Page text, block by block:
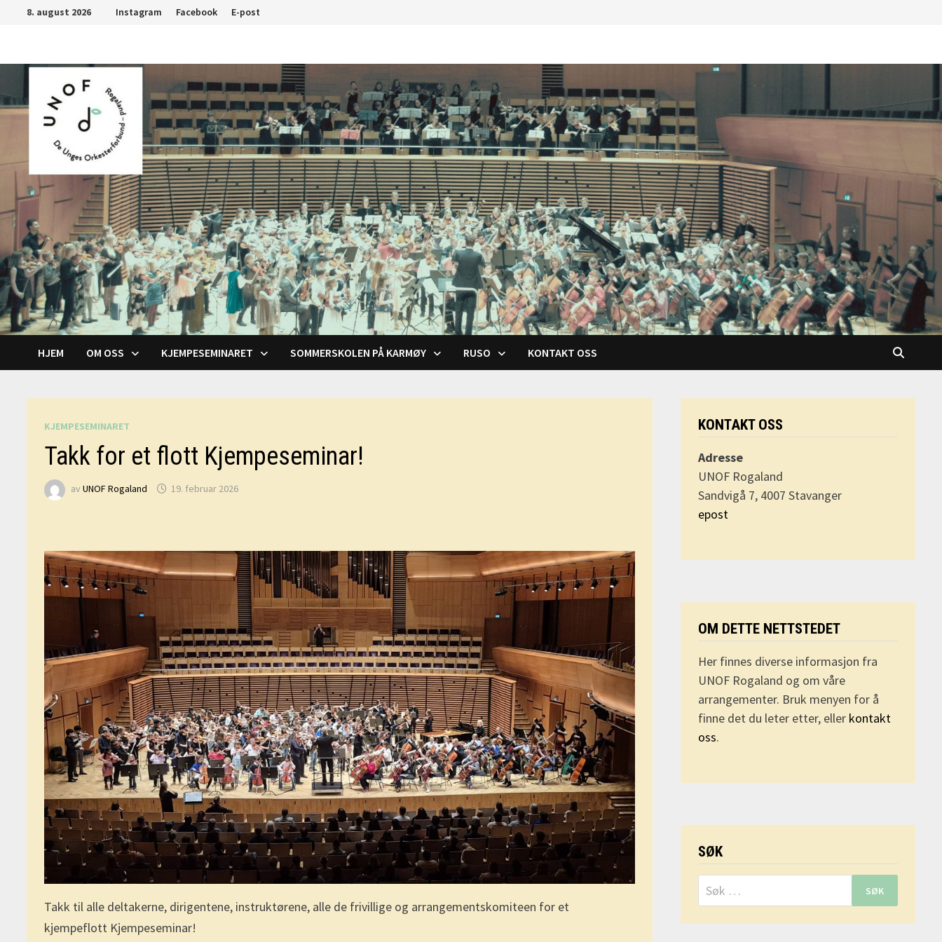
8. august 2026 Instagram Facebook E-post
HJEM OM OSS KJEMPESEMINARET SOMMERSKOLEN PÅ KARMØY RUSO KONTAKT OSS
KJEMPESEMINARET
Takk for et flott Kjempeseminar!
avUNOF Rogaland 19. februar 2026
Takk til alle deltakerne, dirigentene, instruktørene, alle de frivillige og arrangementskomiteen for et
kjempeflott Kjempeseminar!
KONTAKT OSS
Adresse
UNOF Rogaland
Sandvigå 7, 4007 Stavanger
epost
OM DETTE NETTSTEDET
Her finnes diverse informasjon fra
UNOF Rogaland og om våre
arrangementer. Bruk menyen for å
finne det du leter etter, eller kontakt
oss.
SØK
Søk
etter: